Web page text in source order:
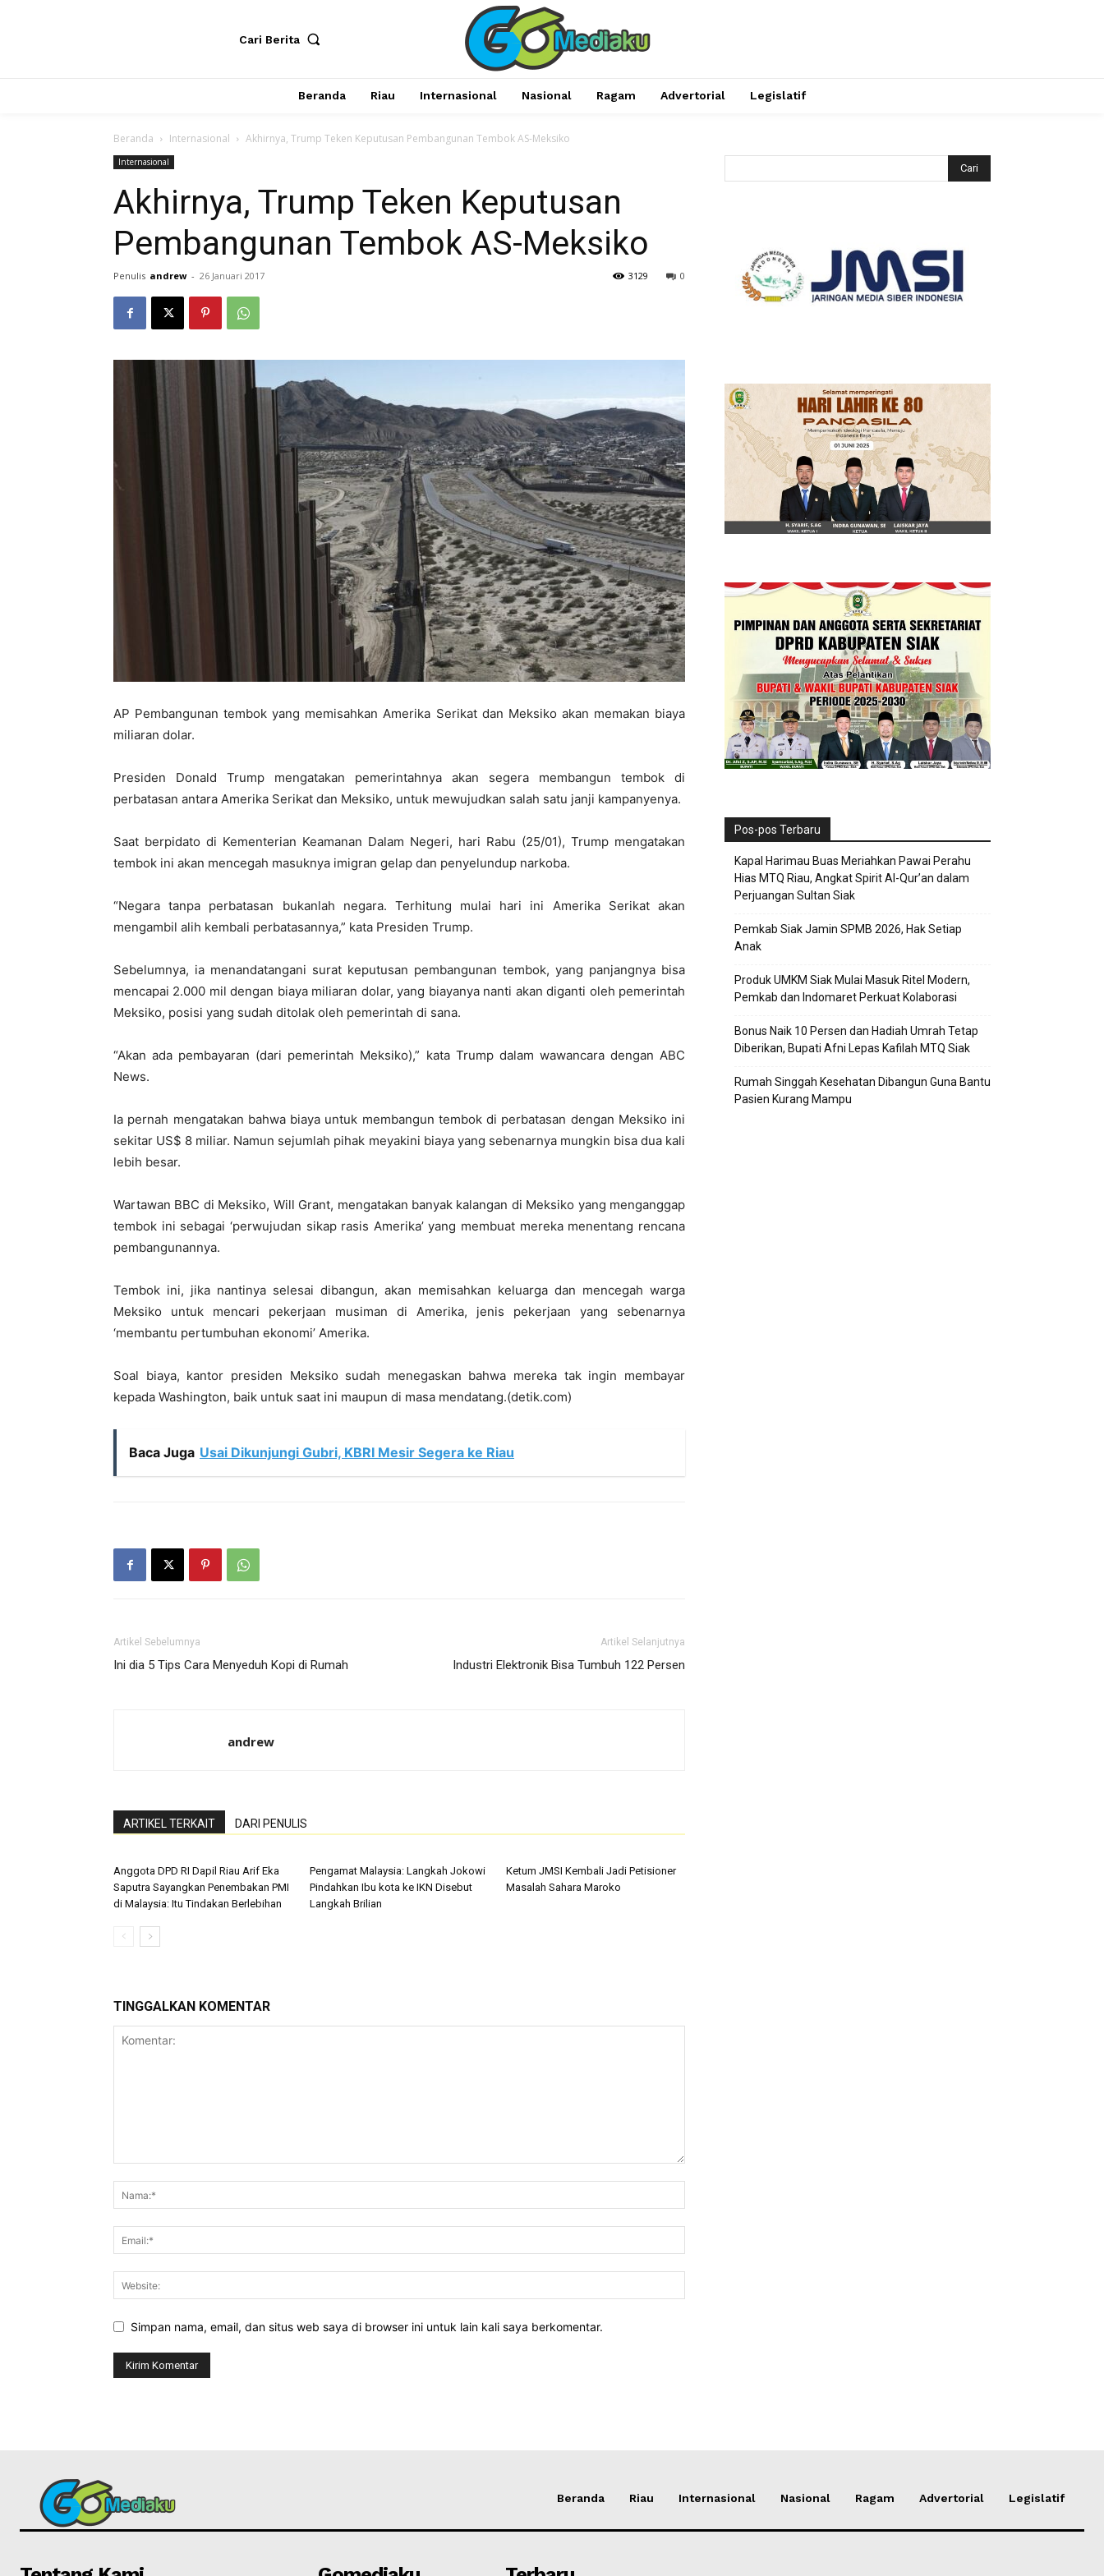
Cari Berita
Beranda Riau Internasional Nasional Ragam Advertorial Legislatif
Beranda Internasional Akhirnya, Trump Teken Keputusan Pembangunan Tembok AS-Meksiko
Internasional
Akhirnya, Trump Teken Keputusan
Pembangunan Tembok AS-Meksiko
Penulis andrew - 26 Januari 2017 0
3129
AP Pembangunan tembok yang memisahkan Amerika Serikat dan Meksiko akan memakan biaya
miliaran dolar.
Presiden Donald Trump mengatakan pemerintahnya akan segera membangun tembok di
perbatasan antara Amerika Serikat dan Meksiko, untuk mewujudkan salah satu janji kampanyenya.
Saat berpidato di Kementerian Keamanan Dalam Negeri, hari Rabu (25/01), Trump mengatakan
tembok ini akan mencegah masuknya imigran gelap dan penyelundup narkoba.
“Negara tanpa perbatasan bukanlah negara. Terhitung mulai hari ini Amerika Serikat akan
mengambil alih kembali perbatasannya,” kata Presiden Trump.
Sebelumnya, ia menandatangani surat keputusan pembangunan tembok, yang panjangnya bisa
mencapai 2.000 mil dengan biaya miliaran dolar, yang biayanya nanti akan diganti oleh pemerintah
Meksiko, posisi yang sudah ditolak oleh pemerintah di sana.
“Akan ada pembayaran (dari pemerintah Meksiko),” kata Trump dalam wawancara dengan ABC
News.
Ia pernah mengatakan bahwa biaya untuk membangun tembok di perbatasan dengan Meksiko ini
sekitar US$ 8 miliar. Namun sejumlah pihak meyakini biaya yang sebenarnya mungkin bisa dua kali
lebih besar.
Wartawan BBC di Meksiko, Will Grant, mengatakan banyak kalangan di Meksiko yang menganggap
tembok ini sebagai ‘perwujudan sikap rasis Amerika’ yang membuat mereka menentang rencana
pembangunannya.
Tembok ini, jika nantinya selesai dibangun, akan memisahkan keluarga dan mencegah warga
Meksiko untuk mencari pekerjaan musiman di Amerika, jenis pekerjaan yang sebenarnya
‘membantu pertumbuhan ekonomi’ Amerika.
Soal biaya, kantor presiden Meksiko sudah menegaskan bahwa mereka tak ingin membayar
kepada Washington, baik untuk saat ini maupun di masa mendatang.(detik.com)
Baca Juga Usai Dikunjungi Gubri, KBRI Mesir Segera ke Riau
Artikel Sebelumnya
Ini dia 5 Tips Cara Menyeduh Kopi di Rumah
Artikel Selanjutnya
Industri Elektronik Bisa Tumbuh 122 Persen
andrew
ARTIKEL TERKAIT DARI PENULIS
Anggota DPD RI Dapil Riau Arif Eka
Saputra Sayangkan Penembakan PMI
di Malaysia: Itu Tindakan Berlebihan
Pengamat Malaysia: Langkah Jokowi
Pindahkan Ibu kota ke IKN Disebut
Langkah Brilian
Ketum JMSI Kembali Jadi Petisioner
Masalah Sahara Maroko
TINGGALKAN KOMENTAR
Simpan nama, email, dan situs web saya di browser ini untuk lain kali saya berkomentar.
Pos-pos Terbaru
Kapal Harimau Buas Meriahkan Pawai Perahu
Hias MTQ Riau, Angkat Spirit Al-Qur’an dalam
Perjuangan Sultan Siak
Pemkab Siak Jamin SPMB 2026, Hak Setiap
Anak
Produk UMKM Siak Mulai Masuk Ritel Modern,
Pemkab dan Indomaret Perkuat Kolaborasi
Bonus Naik 10 Persen dan Hadiah Umrah Tetap
Diberikan, Bupati Afni Lepas Kafilah MTQ Siak
Rumah Singgah Kesehatan Dibangun Guna Bantu
Pasien Kurang Mampu
Beranda Riau Internasional Nasional Ragam Advertorial Legislatif